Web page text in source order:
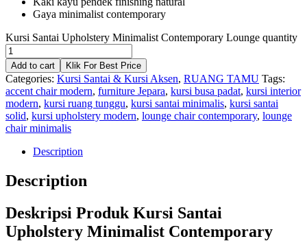
Gaya minimalist contemporary
Kursi Santai Upholstery Minimalist Contemporary Lounge quantity
Add to cart Klik For Best Price
Categories: Kursi Santai & Kursi Aksen, RUANG TAMU Tags:
accent chair modern, furniture Jepara, kursi busa padat, kursi interior
modern, kursi ruang tunggu, kursi santai minimalis, kursi santai
solid, kursi upholstery modern, lounge chair contemporary, lounge
chair minimalis
Description
Description
Deskripsi Produk Kursi Santai
Upholstery Minimalist Contemporary